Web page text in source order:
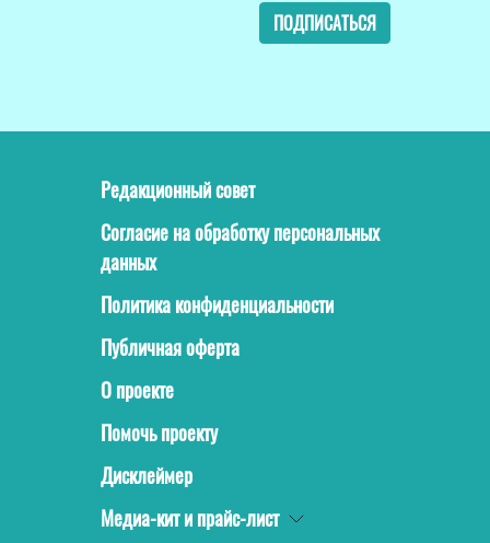
ПОДПИСАТЬСЯ
Редакционный совет
Согласие на обработку персональных
данных
Политика конфиденциальности
Публичная оферта
О проекте
Помочь проекту
Дисклеймер
Медиа-кит и прайс-лист